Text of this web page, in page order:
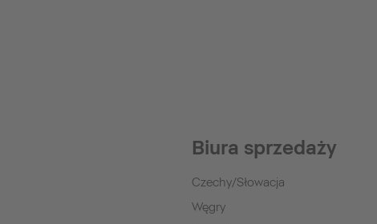
Biura sprzedaży
Czechy/Słowacja
Węgry